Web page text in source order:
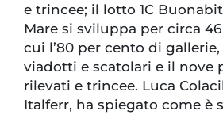
e trincee; il lotto 1C
Mare si sviluppa per circa
cui l’80 per cento di gallerie,
viadotti e scatolari e il nove
rilevati e trincee. Luca
Italferr, ha spiegato come è